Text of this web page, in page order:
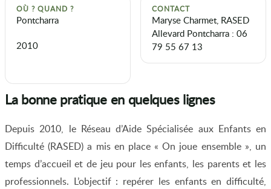
OÙ ? QUAND ?
Pontcharra
2010
CONTACT
Maryse Charmet, RASED
Allevard Pontcharra : 06
79 55 67 13
La bonne pratique en quelques lignes
Depuis 2010, le Réseau d’Aide Spécialisée aux Enfants en
Difficulté (RASED) a mis en place « On joue ensemble », un
temps d’accueil et de jeu pour les enfants, les parents et les
professionnels. L’objectif : repérer les enfants en difficulté,